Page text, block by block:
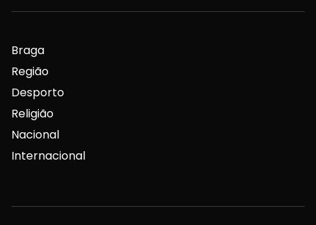
Braga
Região
Desporto
Religião
Nacional
Internacional